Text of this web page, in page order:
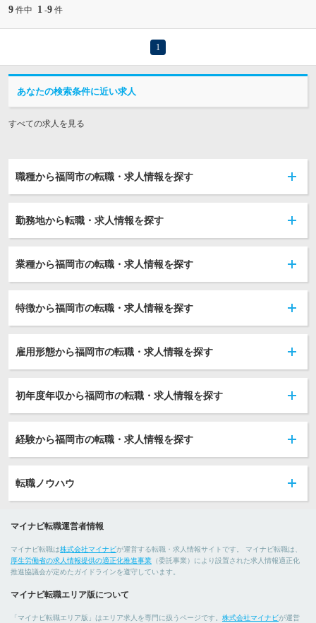
9 件中 1 -9 件
1
あなたの検索条件に近い求人
すべての求人を見る
職種から福岡市の転職・求人情報を探す
勤務地から転職・求人情報を探す
業種から福岡市の転職・求人情報を探す
特徴から福岡市の転職・求人情報を探す
雇用形態から福岡市の転職・求人情報を探す
初年度年収から福岡市の転職・求人情報を探す
経験から福岡市の転職・求人情報を探す
転職ノウハウ
マイナビ転職運営者情報
マイナビ転職は株式会社マイナビが運営する転職・求人情報サイトです。 マイナビ転職は、
厚生労働省の求人情報提供の適正化推進事業 （委託事業）により設置された求人情報適正化
推進協議会が定めたガイドラインを遵守しています。
マイナビ転職エリア版について
「マイナビ転職エリア版」はエリア求人を専門に扱うページです。 株式会社マイナビが運営